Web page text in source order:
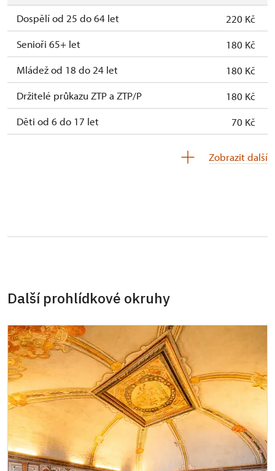
Dospělí od 25 do 64 let
220 Kč
Senioři 65+ let
180 Kč
Mládež od 18 do 24 let
180 Kč
Držitelé průkazu ZTP a ZTP/P
180 Kč
Děti od 6 do 17 let
70 Kč
Průvodce organizované skupiny (1 osoba
Zdarma
Zobrazit další
Další prohlídkové okruhy